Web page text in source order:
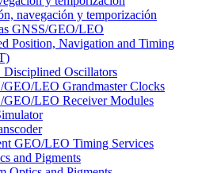
navegación y temporización
GNSS/GEO/LEO
Position, Navigation and Timing
Disciplined Oscillators
GEO/LEO Grandmaster Clocks
GEO/LEO Receiver Modules
GEO/LEO Timing Services
and Pigments